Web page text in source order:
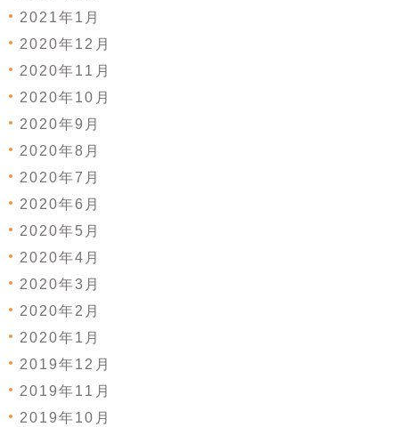
2021年1月
2020年12月
2020年11月
2020年10月
2020年9月
2020年8月
2020年7月
2020年6月
2020年5月
2020年4月
2020年3月
2020年2月
2020年1月
2019年12月
2019年11月
2019年10月